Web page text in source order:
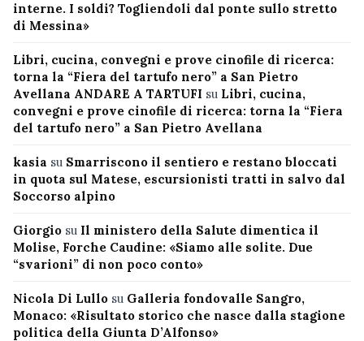
interne. I soldi? Togliendoli dal ponte sullo stretto
di Messina»
Libri, cucina, convegni e prove cinofile di ricerca:
torna la “Fiera del tartufo nero” a San Pietro
Avellana ANDARE A TARTUFI su Libri, cucina,
convegni e prove cinofile di ricerca: torna la “Fiera
del tartufo nero” a San Pietro Avellana
kasia su Smarriscono il sentiero e restano bloccati
in quota sul Matese, escursionisti tratti in salvo dal
Soccorso alpino
Giorgio su Il ministero della Salute dimentica il
Molise, Forche Caudine: «Siamo alle solite. Due
“svarioni” di non poco conto»
Nicola Di Lullo su Galleria fondovalle Sangro,
Monaco: «Risultato storico che nasce dalla stagione
politica della Giunta D’Alfonso»